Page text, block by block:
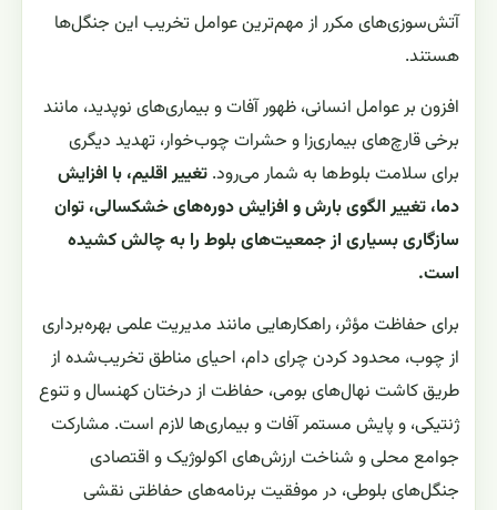
آتش‌سوزی‌های مکرر از مهم‌ترین عوامل تخریب این جنگل‌ها
هستند.
افزون بر عوامل انسانی، ظهور آفات و بیماری‌های نوپدید، مانند
برخی قارچ‌های بیماری‌زا و حشرات چوب‌خوار، تهدید دیگری
برای سلامت بلوط‌ها به شمار می‌رود. تغییر اقلیم، با افزایش
دما، تغییر الگوی بارش و افزایش دوره‌های خشکسالی، توان
سازگاری بسیاری از جمعیت‌های بلوط را به چالش کشیده
است.
برای حفاظت مؤثر، راهکارهایی مانند مدیریت علمی بهره‌برداری
از چوب، محدود کردن چرای دام، احیای مناطق تخریب‌شده از
طریق کاشت نهال‌های بومی، حفاظت از درختان کهنسال و تنوع
ژنتیکی، و پایش مستمر آفات و بیماری‌ها لازم است. مشارکت
جوامع محلی و شناخت ارزش‌های اکولوژیک و اقتصادی
جنگل‌های بلوطی، در موفقیت برنامه‌های حفاظتی نقشی